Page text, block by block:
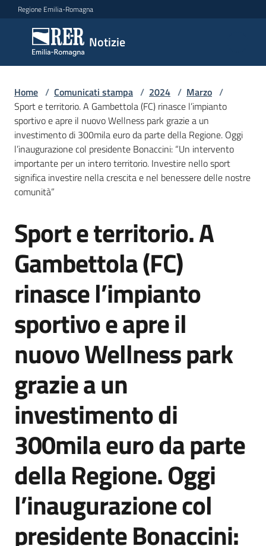
Vai al contenuto
Vai alla navigazione
Vai al footer
Regione Emilia-Romagna
Notizie
Notizie
Comunicati
stampa
Menu selezionato
Cerca
un
comunicato
Risorse
Agenzia
di
informazione
e
comunicazione
Seguici
su
Home / Comunicati stampa / 2024 / Marzo /
Sport e territorio. A Gambettola (FC) rinasce l’impianto
sportivo e apre il nuovo Wellness park grazie a un
investimento di 300mila euro da parte della Regione. Oggi
l’inaugurazione col presidente Bonaccini: “Un intervento
importante per un intero territorio. Investire nello sport
significa investire nella crescita e nel benessere delle nostre
comunità”
Salta al contenuto
Sport e territorio. A
Gambettola (FC)
rinasce l’impianto
sportivo e apre il
nuovo Wellness park
grazie a un
investimento di
300mila euro da parte
della Regione. Oggi
l’inaugurazione col
presidente Bonaccini: